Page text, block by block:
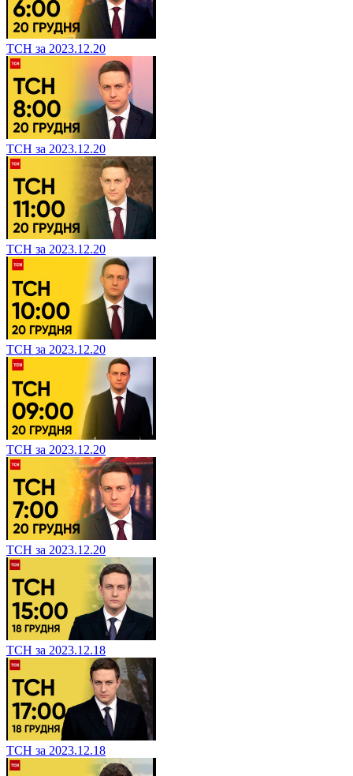
ТСН за 2023.12.20
ТСН за 2023.12.20
ТСН за 2023.12.20
ТСН за 2023.12.20
ТСН за 2023.12.20
ТСН за 2023.12.20
ТСН за 2023.12.18
ТСН за 2023.12.18